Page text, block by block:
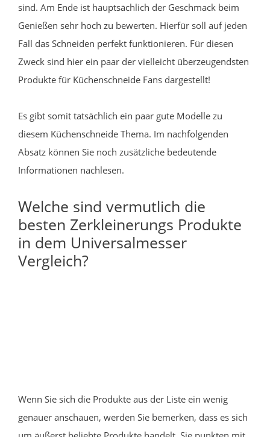
sind. Am Ende ist hauptsächlich der Geschmack beim
Genießen sehr hoch zu bewerten. Hierfür soll auf jeden
Fall das Schneiden perfekt funktionieren. Für diesen
Zweck sind hier ein paar der vielleicht überzeugendsten
Produkte für Küchenschneide Fans dargestellt!
Es gibt somit tatsächlich ein paar gute Modelle zu
diesem Küchenschneide Thema. Im nachfolgenden
Absatz können Sie noch zusätzliche bedeutende
Informationen nachlesen.
Welche sind vermutlich die
besten Zerkleinerungs Produkte
in dem Universalmesser
Vergleich?
Wenn Sie sich die Produkte aus der Liste ein wenig
genauer anschauen, werden Sie bemerken, dass es sich